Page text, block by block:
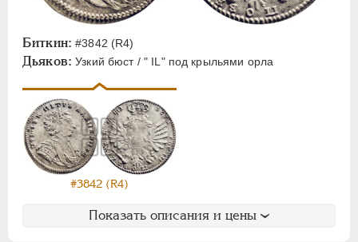
Биткин: #3842 (R4)
Дьяков: Узкий бюст / " IL" под крыльями орла
#3842 (R4)
Показать описания и цены
ИОАНН АНТОНОВИЧ
1740-1741
ПЕТР III
1762-1762
ПАВЕЛ I
1796-1801
АЛЕКСАНДР I 1801-1825
НИКОЛАЙ I 1826-1855
АЛЕКСАНДР II
1855-1881
АЛЕКСАНДР III 1881-1894
НИКОЛАЙ II 1894-1917